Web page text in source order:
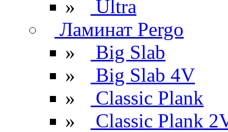
»
Ultra
Ламинат Pergo
»
Big Slab
»
Big Slab 4V
»
Classic Plank
»
Classic Plank